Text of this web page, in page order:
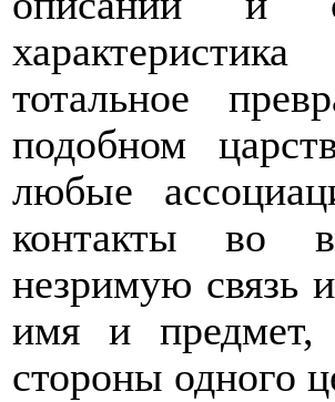
тотальное
подобном
любые
контакты во
незримую связь
имя и предмет,
стороны одного